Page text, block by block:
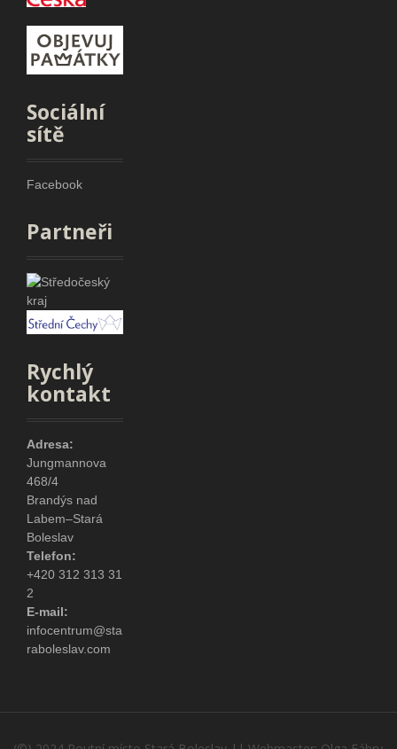
Sociální
sítě
Facebook
Partneři
Rychlý
kontakt
Adresa:
Jungmannova
468/4
Brandýs nad
Labem–Stará
Boleslav
Telefon:
+420 312 313 31
2
E-mail:
infocentrum@sta
raboleslav.com